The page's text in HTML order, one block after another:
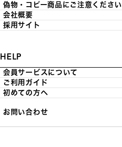
偽物・コピー商品にご注意ください
会社概要
採用サイト
HELP
会員サービスについて
ご利用ガイド
初めての方へ
お問い合わせ